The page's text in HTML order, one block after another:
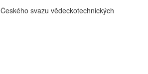
Českého svazu vědeckotechnických